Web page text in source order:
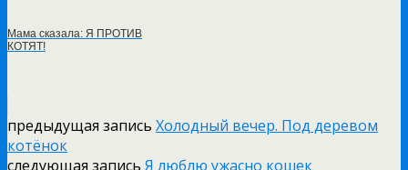
Мама сказала: Я ПРОТИВ
КОТЯТ!
предыдущая запись Холодный вечер. Под деревом
котёнок
следующая запись Я люблю ужасно кошек